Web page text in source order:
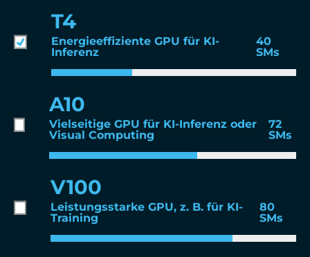
T4
Energieeffiziente GPU für KI-
Inferenz
40
SMs
A10
Vielseitige GPU für KI-Inferenz oder
Visual Computing
72
SMs
V100
Leistungsstarke GPU, z. B. für KI-
Training
80
SMs